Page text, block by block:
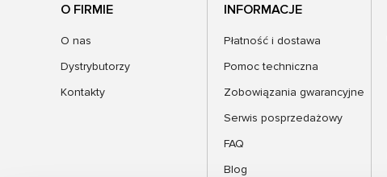
O FIRMIE
O nas
Dystrybutorzy
Kontakty
INFORMACJE
Płatność i dostawa
Pomoc techniczna
Zobowiązania gwarancyjne
Serwis posprzedażowy
FAQ
Blog